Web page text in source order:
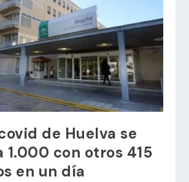
de Huelva se
1.000 con otros 415
en un día